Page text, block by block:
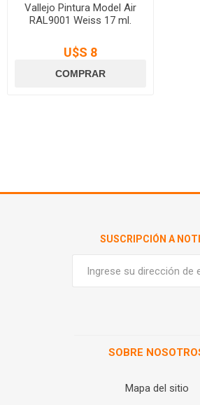
Vallejo Pintura Model Air
RAL9001 Weiss 17 ml.
U$S 8
SUSCRIPCIÓN A
SOBRE
Mapa del sitio